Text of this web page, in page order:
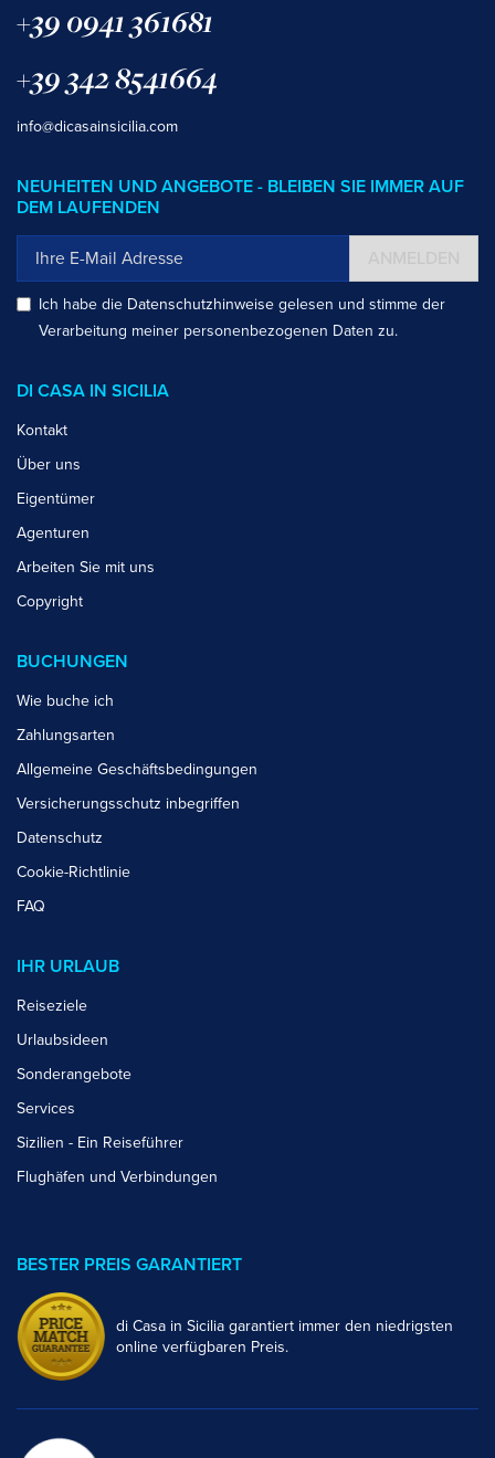
+39 0941 361681
+39 342 8541664
info@dicasainsicilia.com
NEUHEITEN UND ANGEBOTE - BLEIBEN SIE IMMER AUF
DEM LAUFENDEN
Ich habe die Datenschutzhinweise gelesen und stimme der
Verarbeitung meiner personenbezogenen Daten zu.
DI CASA IN SICILIA
Kontakt
Über uns
Eigentümer
Agenturen
Arbeiten Sie mit uns
Copyright
BUCHUNGEN
Wie buche ich
Zahlungsarten
Allgemeine Geschäftsbedingungen
Versicherungsschutz inbegriffen
Datenschutz
Cookie-Richtlinie
FAQ
IHR URLAUB
Reiseziele
Urlaubsideen
Sonderangebote
Services
Sizilien - Ein Reiseführer
Flughäfen und Verbindungen
BESTER PREIS GARANTIERT
di Casa in Sicilia garantiert immer den niedrigsten
online verfügbaren Preis.